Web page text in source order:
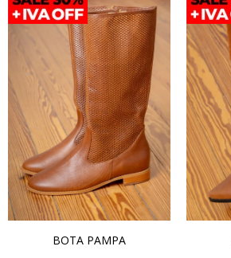
BOTA PAMPA